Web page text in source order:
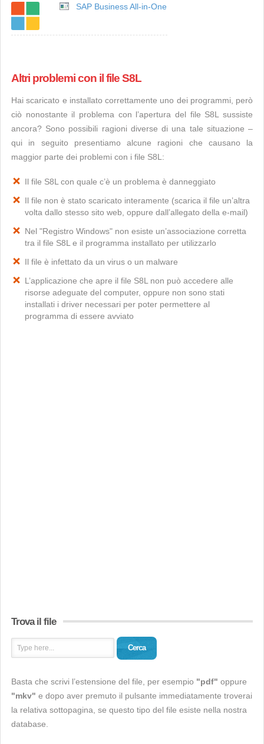
SAP Business All-in-One
Altri problemi con il file S8L
Hai scaricato e installato correttamente uno dei programmi, però
ciò nonostante il problema con l’apertura del file S8L sussiste
ancora? Sono possibili ragioni diverse di una tale situazione –
qui in seguito presentiamo alcune ragioni che causano la
maggior parte dei problemi con i file S8L:
Il file S8L con quale c’è un problema è danneggiato
Il file non è stato scaricato interamente (scarica il file un’altra
volta dallo stesso sito web, oppure dall’allegato della e-mail)
Nel "Registro Windows" non esiste un’associazione corretta
tra il file S8L e il programma installato per utilizzarlo
Il file è infettato da un virus o un malware
L’applicazione che apre il file S8L non può accedere alle
risorse adeguate del computer, oppure non sono stati
installati i driver necessari per poter permettere al
programma di essere avviato
Trova il file
Cerca
Basta che scrivi l’estensione del file, per esempio "pdf" oppure
"mkv" e dopo aver premuto il pulsante immediatamente troverai
la relativa sottopagina, se questo tipo del file esiste nella nostra
database.